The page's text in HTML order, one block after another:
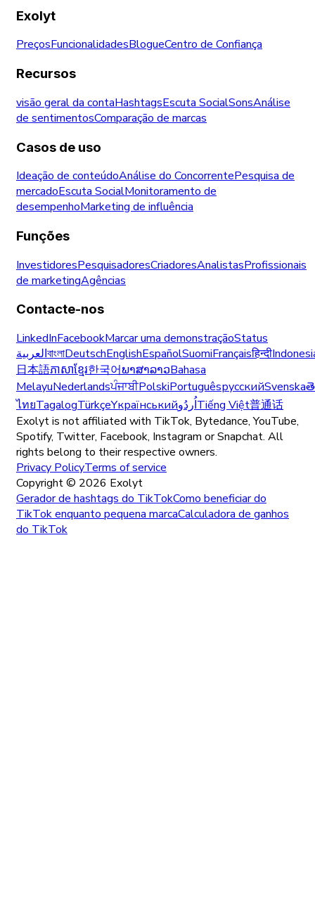
Exolyt
PreçosFuncionalidadesBlogueCentro de Confiança
Recursos
visão geral da contaHashtagsEscuta SocialSonsAnálise
de sentimentosComparação de marcas
Casos de uso
Ideação de conteúdoAnálise do ConcorrentePesquisa de
mercadoEscuta SocialMonitoramento de
desempenhoMarketing de influência
Funções
InvestidoresPesquisadoresCriadoresAnalistasProfissionais
de marketingAgências
Contacte-nos
LinkedInFacebookMarcar uma demonstraçãoStatus
العربيةবাংলাDeutschEnglishEspañolSuomiFrançaisहिन्दी
日本語ភាសាខ្មែរ한국어ພາສາລາວBahasa
MelayuNederlandsਪੰਜਾਬੀPolskiPortuguêsрусскийSvenska
ไทยTagalogTürkçeYкраїнськийاُردُوTiếng Việt普通话
Exolyt is not affiliated with TikTok, Bytedance, YouTube,
Spotify, Twitter, Facebook, Instagram or Snapchat. All
rights belong to their respective owners.
Privacy PolicyTerms of service
Copyright © 2026 Exolyt
Gerador de hashtags do TikTokComo beneficiar do
TikTok enquanto pequena marcaCalculadora de ganhos
do TikTok